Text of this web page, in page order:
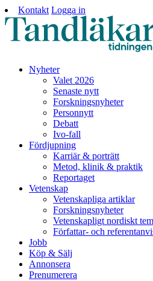
Kontakt Logga in
Nyheter
Valet 2026
Senaste nytt
Forskningsnyheter
Personnytt
Debatt
Ivo-fall
Fördjupning
Karriär & porträtt
Metod, klinik & praktik
Reportaget
Vetenskap
Vetenskapliga artiklar
Forskningsnyheter
Vetenskapligt nordiskt
Författar- och
Jobb
Köp & Sälj
Annonsera
Prenumerera